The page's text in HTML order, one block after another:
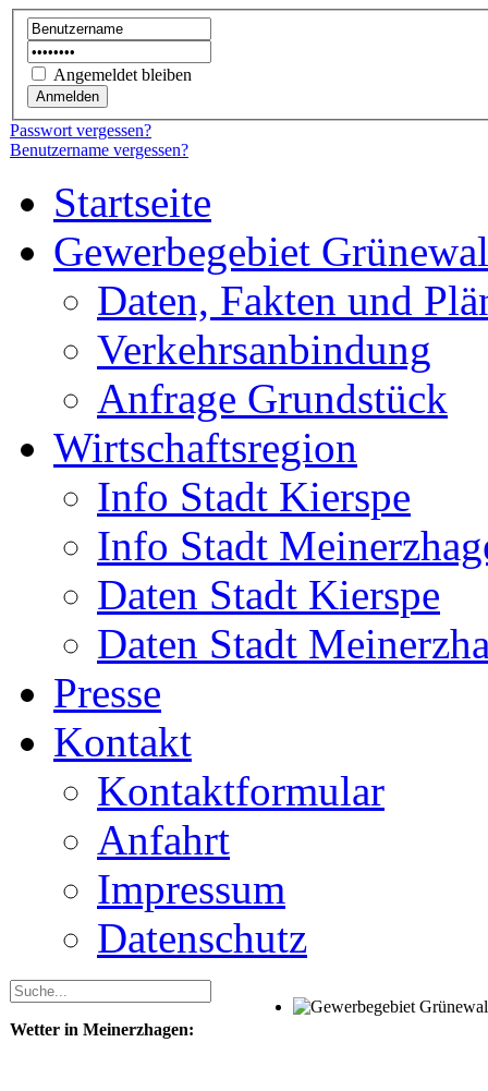
Angemeldet bleiben
Passwort vergessen?
Benutzername vergessen?
Startseite
Gewerbegebiet
Daten, Fakten und
Verkehrsanbindung
Anfrage Grundstück
Wirtschaftsregion
Info Stadt Kierspe
Info Stadt
Daten Stadt Kierspe
Daten Stadt
Presse
Kontakt
Kontaktformular
Anfahrt
Impressum
Datenschutz
Wetter in Meinerzhagen: